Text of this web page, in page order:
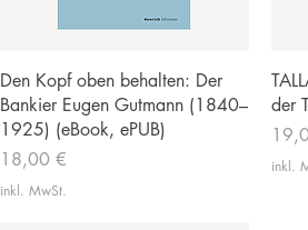
Schnellansicht
Den Kopf oben behalten: Der
Bankier Eugen Gutmann (1840–
1925) (eBook, ePUB)
Preis
18,00 €
inkl. MwSt.
der
Preis
inkl.